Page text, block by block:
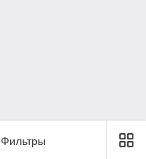
Фильтры